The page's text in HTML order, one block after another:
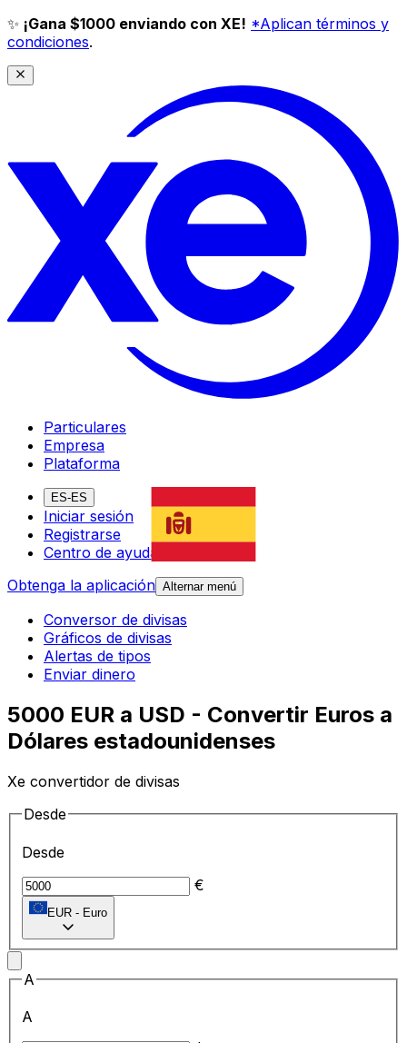
✨ ¡Gana $1000 enviando con XE! *Aplican términos y
condiciones.
Particulares
Empresa
Plataforma
ES-ES
Iniciar sesión
Registrarse
Centro de ayuda
Obtenga la aplicación Alternar menú
Conversor de divisas
Gráficos de divisas
Alertas de tipos
Enviar dinero
5000 EUR a USD - Convertir Euros a
Dólares estadounidenses
Xe convertidor de divisas
Desde
Desde
€
EUR - Euro
A
A